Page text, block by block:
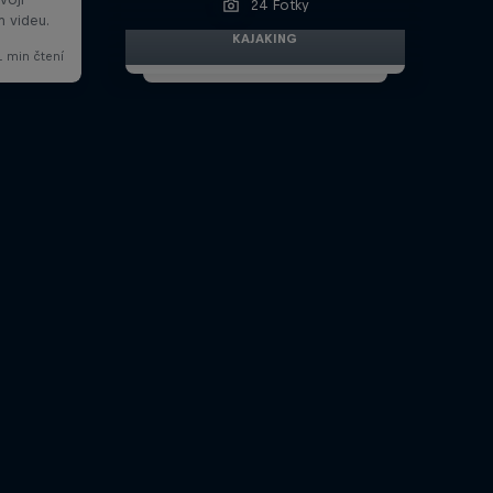
24 Fotky
KAJAKING